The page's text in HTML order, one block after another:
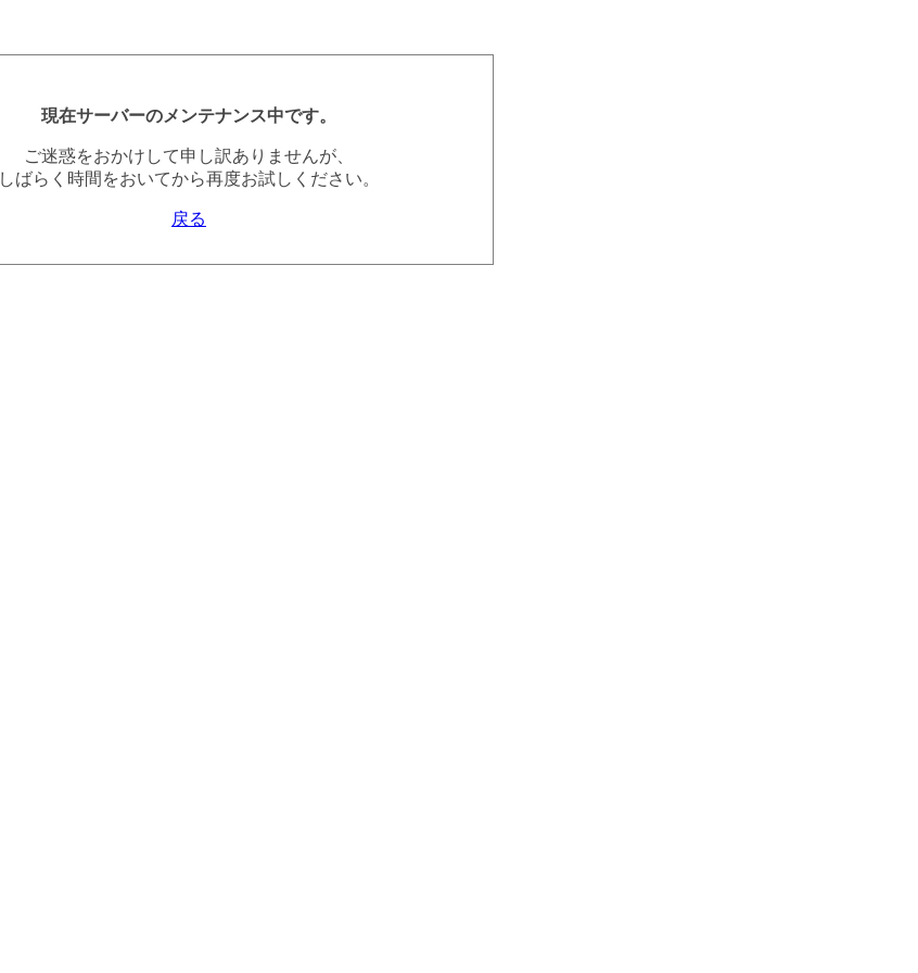
現在サーバーのメンテナンス中です。
ご迷惑をおかけして申し訳ありませんが、
しばらく時間をおいてから再度お試しください。
戻る